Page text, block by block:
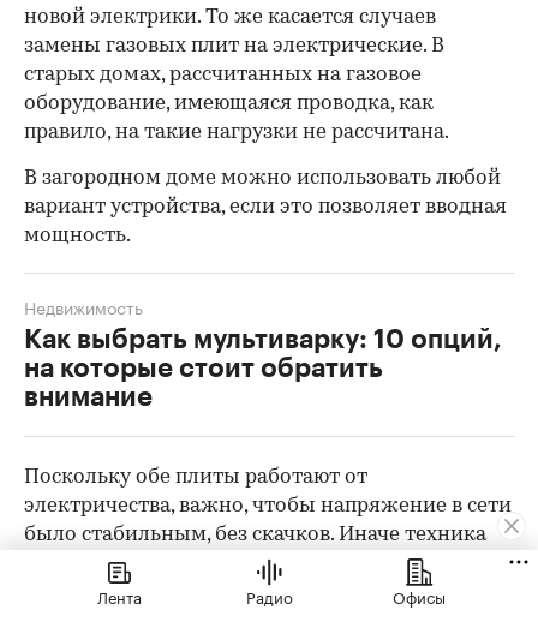
новой электрики. То же касается случаев
замены газовых плит на электрические. В
старых домах, рассчитанных на газовое
оборудование, имеющаяся проводка, как
правило, на такие нагрузки не рассчитана.
В загородном доме можно использовать любой
вариант устройства, если это позволяет вводная
мощность.
Как выбрать мультиварку: 10 опций,
на которые стоит обратить
внимание
Недвижимость
Поскольку обе плиты работают от
электричества, важно, чтобы напряжение в сети
было стабильным, без скачков. Иначе техника
может выйти из строя. При некоторых
неисправностях ремонт индукционной плиты
Лента Радио Офисы